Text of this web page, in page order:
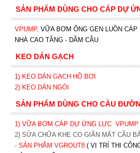
SẢN PHẨM DÙNG CHO CÁP DỰ
VPUMP. VỮA BƠM ỐNG GEN LUỒN
NHÀ CAO TẦNG - DẦM CẦU
KEO DÁN GẠCH
1) KEO DÁN GẠCH HỒ BƠI
2) KEO DÁN NGÓI
SẢN PHẨM DÙNG CHO CẦU
1) VỮA BƠM CÁP DỰ ỨNG LỰC VPUMP
2) SỬA CHỮA KHE CO GIÃN MẶT CẦU
- SẢN PHẨM VGROUT8 ( VỊ TRÍ THI